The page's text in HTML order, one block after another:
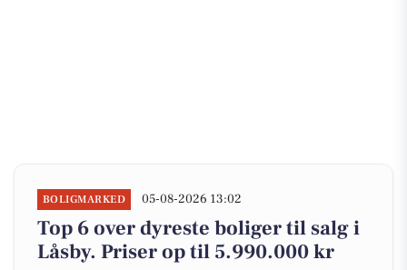
BOLIGMARKED 05-08-2026 13:02
Top 6 over dyreste boliger til salg i
Låsby. Priser op til 5.990.000 kr